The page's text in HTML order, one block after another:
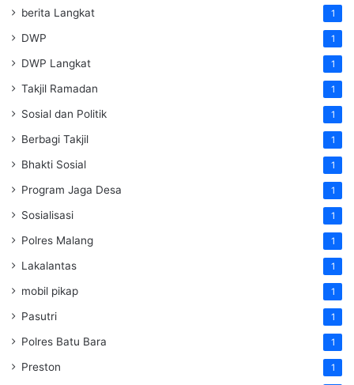
berita Langkat 1
DWP 1
DWP Langkat 1
Takjil Ramadan 1
Sosial dan Politik 1
Berbagi Takjil 1
Bhakti Sosial 1
Program Jaga Desa 1
Sosialisasi 1
Polres Malang 1
Lakalantas 1
mobil pikap 1
Pasutri 1
Polres Batu Bara 1
Preston 1